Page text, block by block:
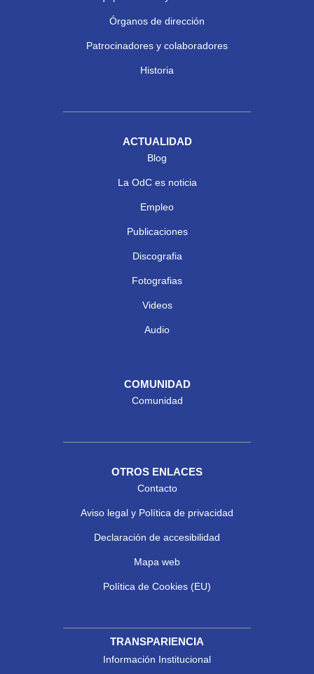
Órganos de dirección
Patrocinadores y colaboradores
Historia
ACTUALIDAD
Blog
La OdC es noticia
Empleo
Publicaciones
Discografia
Fotografias
Videos
Audio
COMUNIDAD
Comunidad
OTROS ENLACES
Contacto
Aviso legal y Política de privacidad
Declaración de accesibilidad
Mapa web
Política de Cookies (EU)
TRANSPARIENCIA
Información Institucional